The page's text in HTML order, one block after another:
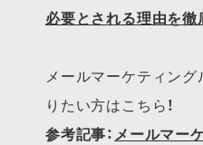
必要とされる理由を徹
メールマーケティン
りたい方は​こちら！​
参考記事： メールマー